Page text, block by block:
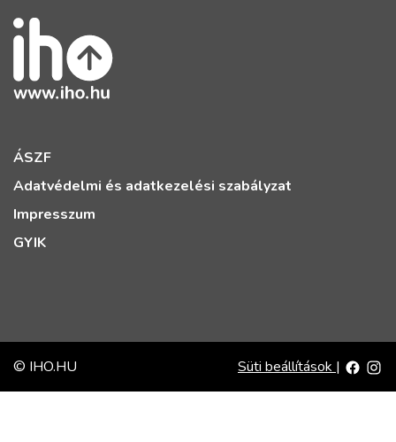
ÁSZF
Adatvédelmi és adatkezelési szabályzat
Impresszum
GYIK
© IHO.HU Süti beállítások |